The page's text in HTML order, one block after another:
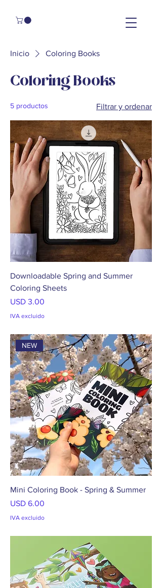
Inicio Coloring Books
Coloring Books
5 productos Filtrar y ordenar
Downloadable Spring and Summer
Coloring Sheets
Precio
USD 3.00
IVA excluido
NEW
Mini Coloring Book - Spring & Summer
Precio
USD 6.00
IVA excluido